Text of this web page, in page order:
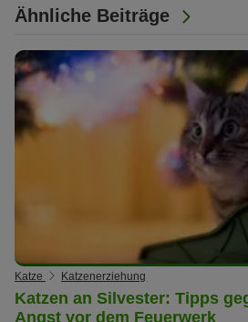
Ähnliche Beiträge
Katze Katzenerziehung
Katzen an Silvester: Tipps
Angst vor dem Feuerwerk